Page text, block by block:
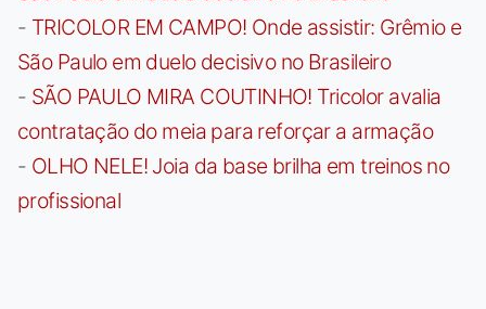
- TRICOLOR EM CAMPO! Onde assistir: Grêmio e
São Paulo em duelo decisivo no Brasileiro
- SÃO PAULO MIRA COUTINHO! Tricolor avalia
contratação do meia para reforçar a armação
- OLHO NELE! Joia da base brilha em treinos no
profissional